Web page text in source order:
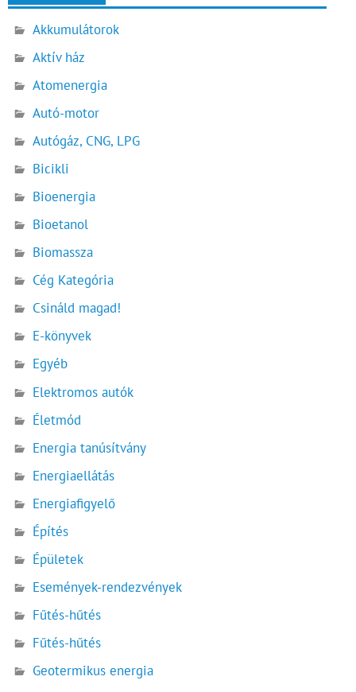
Akkumulátorok
Aktív ház
Atomenergia
Autó-motor
Autógáz, CNG, LPG
Bicikli
Bioenergia
Bioetanol
Biomassza
Cég Kategória
Csináld magad!
E-könyvek
Egyéb
Elektromos autók
Életmód
Energia tanúsítvány
Energiaellátás
Energiafigyelő
Építés
Épületek
Események-rendezvények
Fűtés-hűtés
Fűtés-hűtés
Geotermikus energia